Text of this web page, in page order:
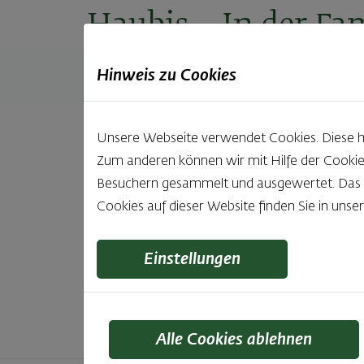
Haubis– In der
Produkte Backstuben
Unsere
Hinweis zu Cookies
Unsere Webseite verwendet Cookies. Diese
Zum anderen können wir mit Hilfe der
Besuchern gesammelt und ausgewertet.
Cookies auf dieser Website finden Sie in
Einstellungen
Alle Cookies ablehnen